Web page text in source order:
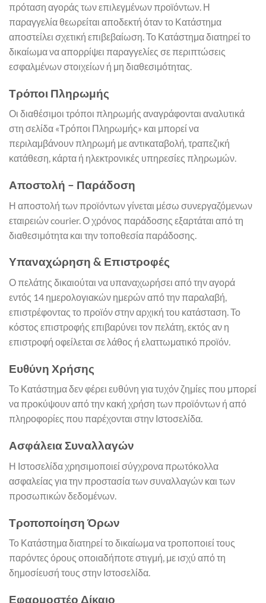
πρόταση αγοράς των επιλεγμένων προϊόντων. Η
παραγγελία θεωρείται αποδεκτή όταν το Κατάστημα
αποστείλει σχετική επιβεβαίωση. Το Κατάστημα διατηρεί το
δικαίωμα να απορρίψει παραγγελίες σε περιπτώσεις
εσφαλμένων στοιχείων ή μη διαθεσιμότητας.
Τρόποι Πληρωμής
Οι διαθέσιμοι τρόποι πληρωμής αναγράφονται αναλυτικά
στη σελίδα «Τρόποι Πληρωμής» και μπορεί να
περιλαμβάνουν πληρωμή με αντικαταβολή, τραπεζική
κατάθεση, κάρτα ή ηλεκτρονικές υπηρεσίες πληρωμών.
Αποστολή – Παράδοση
Η αποστολή των προϊόντων γίνεται μέσω συνεργαζόμενων
εταιρειών courier. Ο χρόνος παράδοσης εξαρτάται από τη
διαθεσιμότητα και την τοποθεσία παράδοσης.
Υπαναχώρηση & Επιστροφές
Ο πελάτης δικαιούται να υπαναχωρήσει από την αγορά
εντός 14 ημερολογιακών ημερών από την παραλαβή,
επιστρέφοντας το προϊόν στην αρχική του κατάσταση. Το
κόστος επιστροφής επιβαρύνει τον πελάτη, εκτός αν η
επιστροφή οφείλεται σε λάθος ή ελαττωματικό προϊόν.
Ευθύνη Χρήσης
Το Κατάστημα δεν φέρει ευθύνη για τυχόν ζημίες που μπορεί
να προκύψουν από την κακή χρήση των προϊόντων ή από
πληροφορίες που παρέχονται στην Ιστοσελίδα.
Ασφάλεια Συναλλαγών
Η Ιστοσελίδα χρησιμοποιεί σύγχρονα πρωτόκολλα
ασφαλείας για την προστασία των συναλλαγών και των
προσωπικών δεδομένων.
Τροποποίηση Όρων
Το Κατάστημα διατηρεί το δικαίωμα να τροποποιεί τους
παρόντες όρους οποιαδήποτε στιγμή, με ισχύ από τη
δημοσίευσή τους στην Ιστοσελίδα.
Εφαρμοστέο Δίκαιο